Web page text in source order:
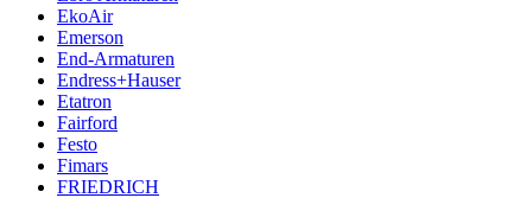
EkoAir
Emerson
End-Armaturen
Endress+Hauser
Etatron
Fairford
Festo
Fimars
FRIEDRICH